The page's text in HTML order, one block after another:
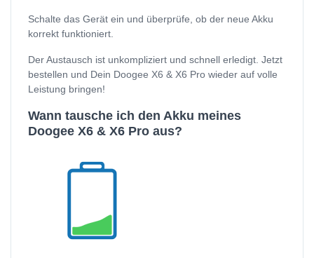
Schalte das Gerät ein und überprüfe, ob der neue Akku
korrekt funktioniert.
Der Austausch ist unkompliziert und schnell erledigt. Jetzt
bestellen und Dein Doogee X6 & X6 Pro wieder auf volle
Leistung bringen!
Wann tausche ich den Akku meines
Doogee X6 & X6 Pro aus?